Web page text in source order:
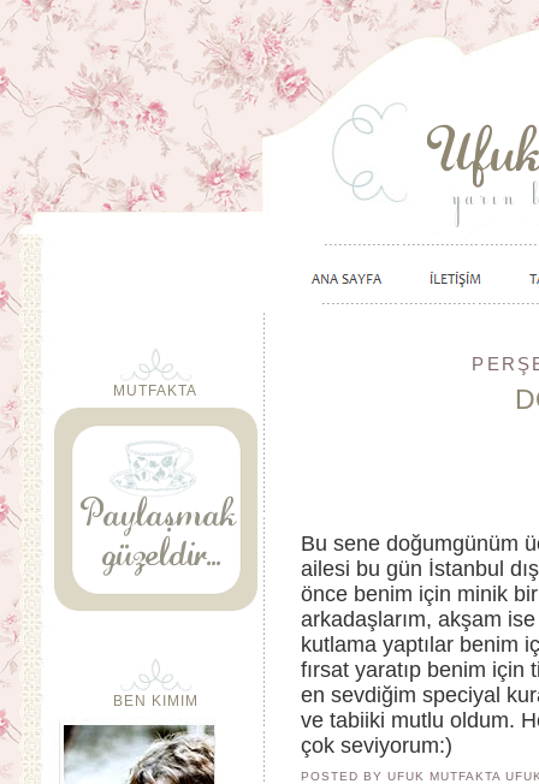
Bu sene doğumgünüm
ailesi bu gün İstanbul
önce benim için minik
arkadaşlarım, akşam
kutlama yaptılar benim
fırsat yaratıp benim
en sevdiğim speciyal
ve tabiiki mutlu oldum.
çok seviyorum:)
POSTED BY UFUK MUTFAKTA
MUTFAKTA
BEN KIMIM